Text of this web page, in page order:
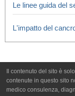
Le linee guida del
L'impatto del
Il contenuto del sito è
contenute in questo sito
medico consulenza,